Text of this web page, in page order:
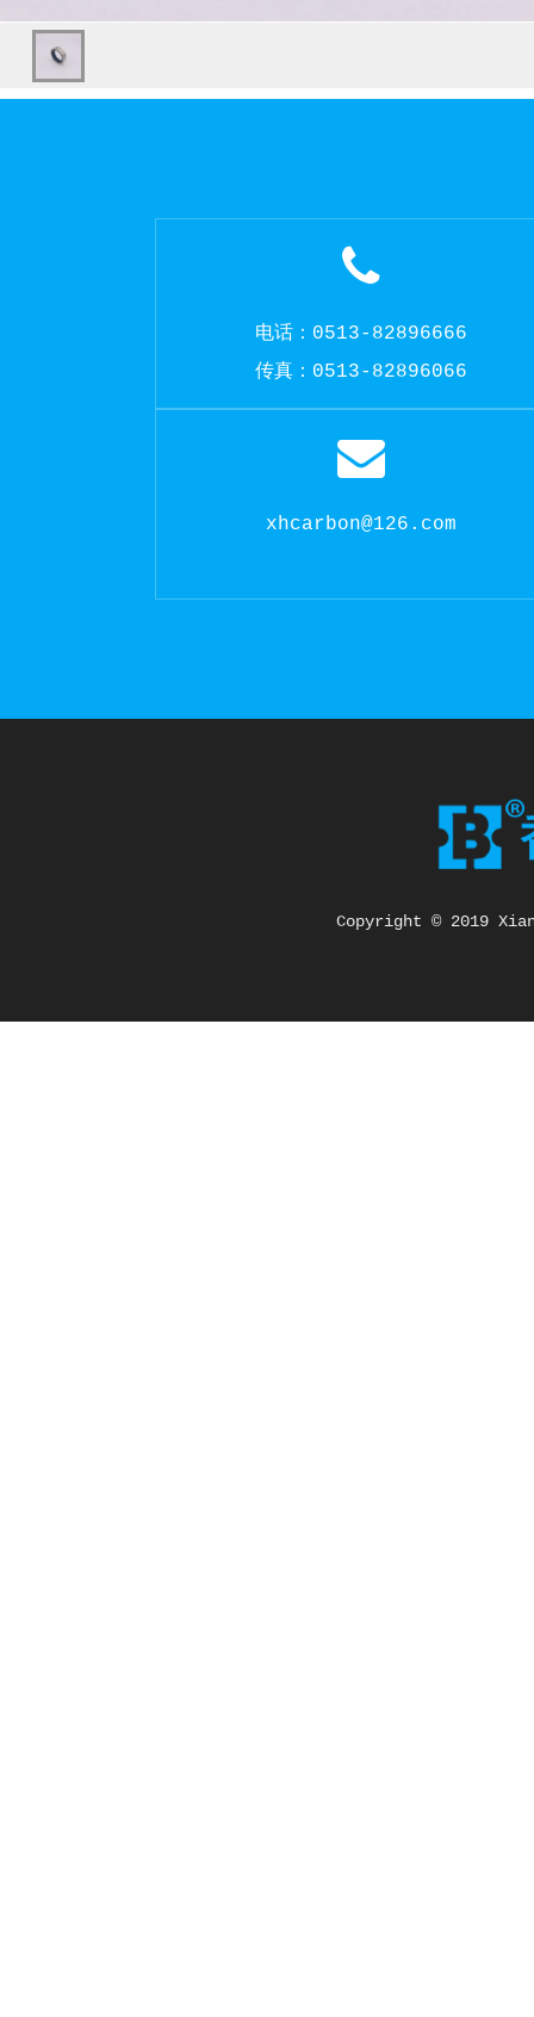
电话：0513-82896666
传真：0513-82896066
xhcarbon@126.com
Copyright © 2019